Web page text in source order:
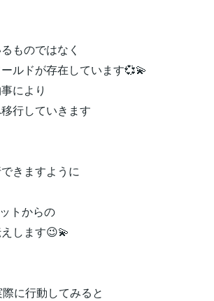
ものではなく
ルドが存在しています💞💫
により
行していきます
きますように
トからの
します😉💫
に行動してみると